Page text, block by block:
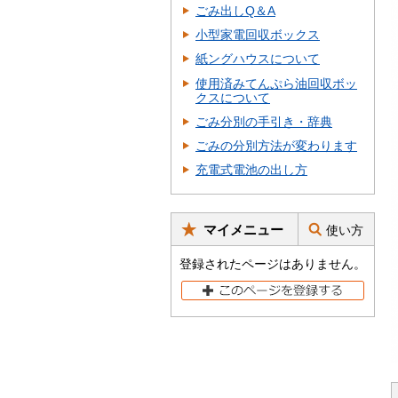
ごみ出しQ＆A
小型家電回収ボックス
紙ングハウスについて
使用済みてんぷら油回収ボッ
クスについて
ごみ分別の手引き・辞典
ごみの分別方法が変わります
充電式電池の出し方
マイメニュー 使い方
登録されたページはありません。